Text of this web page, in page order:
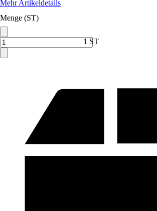
Mehr Artikeldetails
Menge (ST)
1 ST